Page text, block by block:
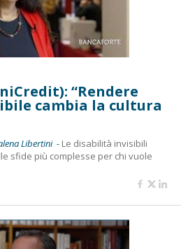
“Rendere
cambia la cultura
Libertini - Le disabilità invisibili
sfide più complesse per chi vuole